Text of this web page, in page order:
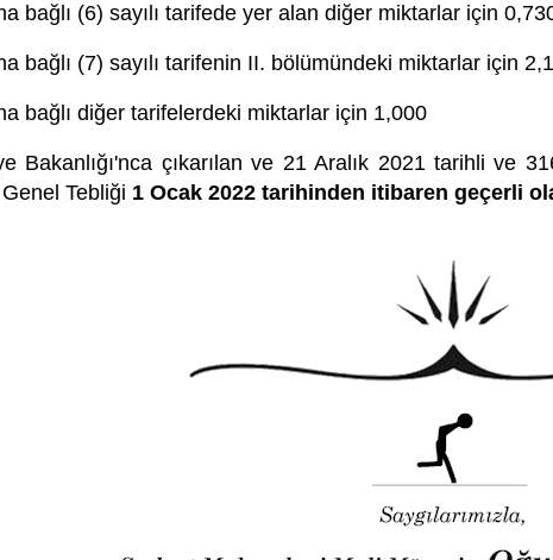
bağlı (6) sayılı tarifede yer alan diğer miktarlar için
bağlı (7) sayılı tarifenin II. bölümündeki miktarlar için
bağlı diğer tarifelerdeki miktarlar için 1,000
Bakanlığı'nca çıkarılan ve 21 Aralık 2021 tarihli ve
Tebliği 1 Ocak 2022 tarihinden itibaren geçerli